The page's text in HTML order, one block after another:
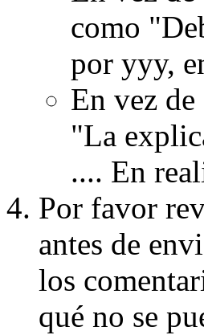
como
por yyy,
En vez
"La
.... En
Por favor
antes de
los
qué no se